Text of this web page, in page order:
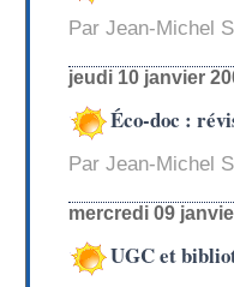
Par Jean-Michel
jeudi 10 janvier
Éco-doc :
Par Jean-Michel
mercredi 09
UGC et